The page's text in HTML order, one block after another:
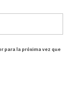
para la próxima vez que